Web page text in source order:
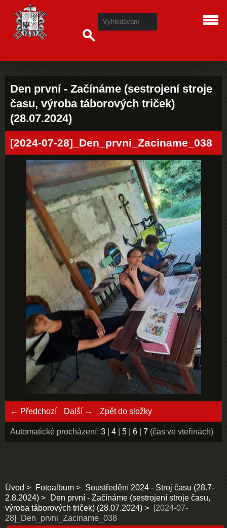
Den první - Začínáme (sestrojení stroje
času, výroba táborových triček)
(28.07.2024)
[2024-07-28]_Den_prvni_Zaciname_038
← Předchozí Další → Zpět do složky
Automatické procházení: 3 4 5 6 7 (čas ve vteřinách)
Úvod Fotoalbum
Soustředění 2024 - Stroj času (28.7-
2.8.2024)
Den první - Začínáme (sestrojení stroje času,
výroba táborových triček) (28.07.2024)
[2024-07-
28]_Den_prvni_Zaciname_038